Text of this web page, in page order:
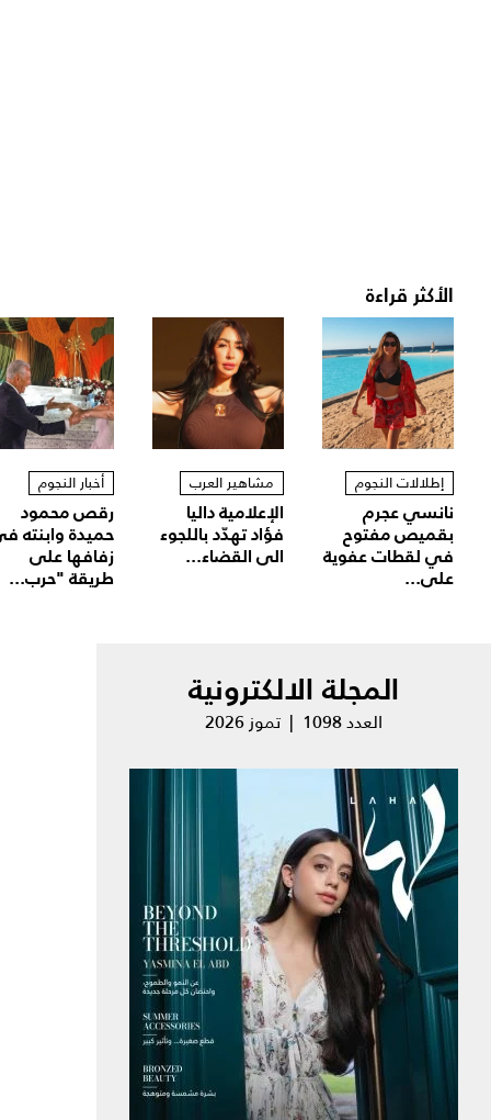
الأكثر قراءة
إطلالات النجوم
نانسي عجرم
بقميص مفتوح
في لقطات عفوية
على...
مشاهير العرب
الإعلامية داليا
فؤاد تهدّد باللجوء
الى القضاء...
أخبار النجوم
رقص محمود
حميدة وابنته
زفافها على
طريقة "حرب...
المجلة الالكترونية
العدد 1098 | تموز 2026